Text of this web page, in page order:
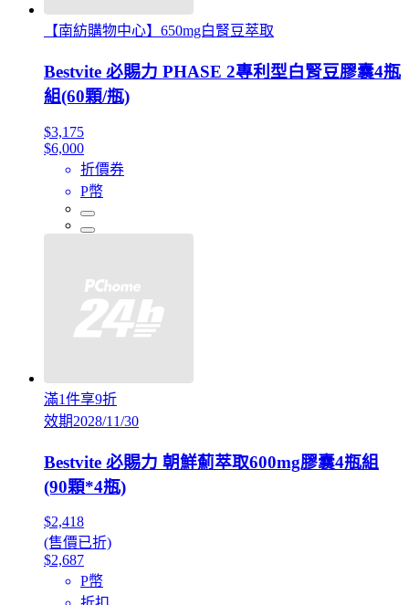
【南紡購物中心】650mg白腎豆萃取
Bestvite 必賜力 PHASE 2專利型白腎豆膠囊4瓶
組(60顆/瓶)
$3,175
$6,000
折價券
P幣
滿1件享9折
效期2028/11/30
Bestvite 必賜力 朝鮮薊萃取600mg膠囊4瓶組
(90顆*4瓶)
$2,418
(售價已折)
$2,687
P幣